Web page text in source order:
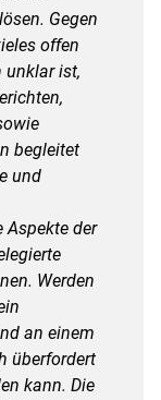
Gegen
offen
unklar ist,
begleitet
und
Aspekte der
Werden
an einem
überfordert
kann. Die